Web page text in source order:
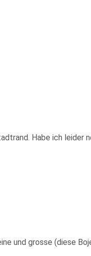
Habe ich leider
und grosse (diese